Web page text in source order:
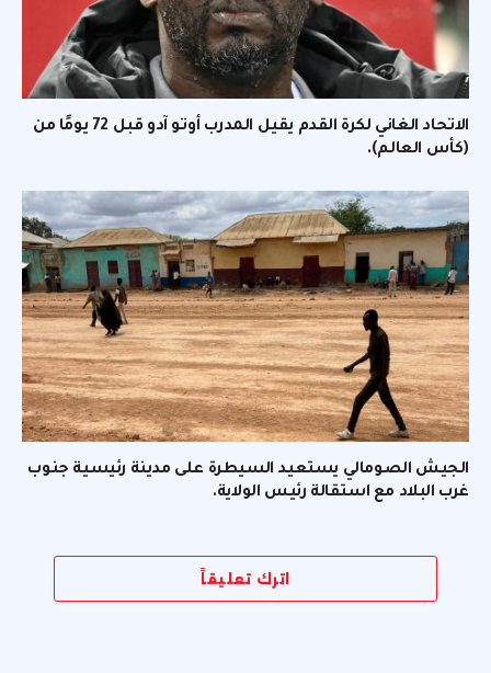
الاتحاد الغاني لكرة القدم يقيل المدرب أوتو آدو قبل 72 يومًا من
(كأس العالم).
الجيش الصومالي يستعيد السيطرة على مدينة رئيسية جنوب
غرب البلاد مع استقالة رئيس الولاية.
اترك تعليقاً